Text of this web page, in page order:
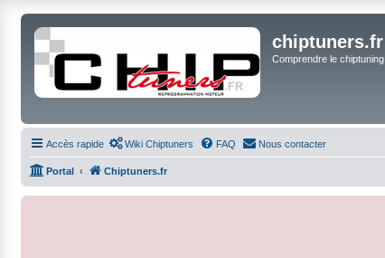
chiptuners.fr
Comprendre le chiptuning
Accès rapide Wiki Chiptuners FAQ Nous contacter
Portal Chiptuners.fr